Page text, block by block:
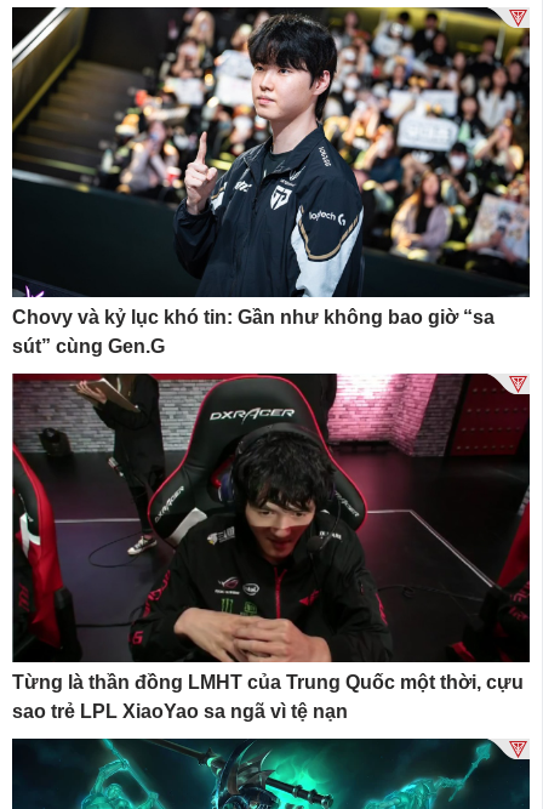
Chovy và kỷ lục khó tin: Gần như không bao giờ “sa
sút” cùng Gen.G
Từng là thần đồng LMHT của Trung Quốc một thời, cựu
sao trẻ LPL XiaoYao sa ngã vì tệ nạn